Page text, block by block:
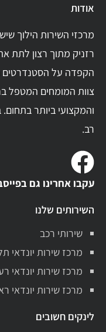
אודות
רזניק מתוך רצון לתת
הקפדה על הסטנדרטים
צוות המומחים המטפל
והמקצועי ביותר בתחום.
רב.
עקבו אחרינו גם
השירותים שלנו
שירותי רכב
מרכז שירות יונדאי
מרכז שירות יונדאי
מרכז שירות יונדאי
לינקים חשובים